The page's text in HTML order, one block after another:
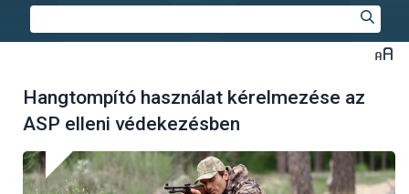
Hangtompító használat kérelmezése az
ASP elleni védekezésben